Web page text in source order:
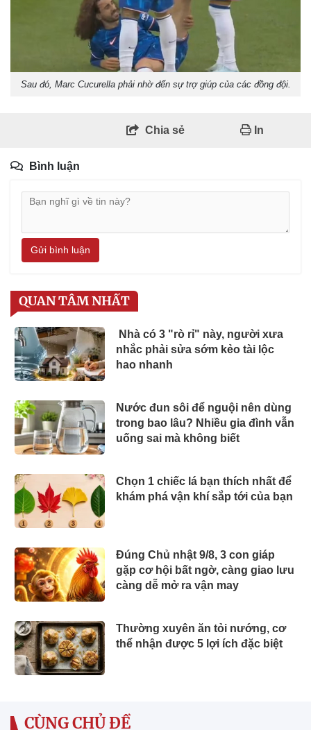
Sau đó, Marc Cucurella phải nhờ đến sự trợ giúp của các đồng đội.
Chia sẻ In
Bình luận
Gửi bình luận
QUAN TÂM NHẤT
Nhà có 3 "rò rỉ" này, người xưa
nhắc phải sửa sớm kẻo tài lộc
hao nhanh
Nước đun sôi để nguội nên dùng
trong bao lâu? Nhiều gia đình vẫn
uống sai mà không biết
Chọn 1 chiếc lá bạn thích nhất để
khám phá vận khí sắp tới của bạn
Đúng Chủ nhật 9/8, 3 con giáp
gặp cơ hội bất ngờ, càng giao lưu
càng dễ mở ra vận may
Thường xuyên ăn tỏi nướng, cơ
thể nhận được 5 lợi ích đặc biệt
CÙNG CHỦ ĐỀ